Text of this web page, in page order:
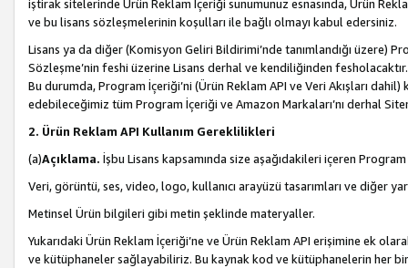
iştirak sitelerinde Ürün Reklam İçeriği sunumunuz esnasında, Ürün
ve bu lisans sözleşmelerinin koşulları ile bağlı olmayı kabul edersiniz.
Lisans ya da diğer (Komisyon Geliri Bildirimi’nde tanımlandığı üzere)
Sözleşme’nin feshi üzerine Lisans derhal ve kendiliğinden
Bu durumda, Program İçeriği’ni (Ürün Reklam API ve Veri Akışları
edebileceğimiz tüm Program İçeriği ve Amazon Markaları’nı derhal
2. Ürün Reklam API Kullanım Gereklilikleri
(a)Açıklama. İşbu Lisans kapsamında size aşağıdakileri içeren
Veri, görüntü, ses, video, logo, kullanıcı arayüzü tasarımları ve diğer
Metinsel Ürün bilgileri gibi metin şeklinde materyaller.
Yukarıdaki Ürün Reklam İçeriği’ne ve Ürün Reklam API erişimine ek
ve kütüphaneler sağlayabiliriz. Bu kaynak kod ve kütüphanelerin her